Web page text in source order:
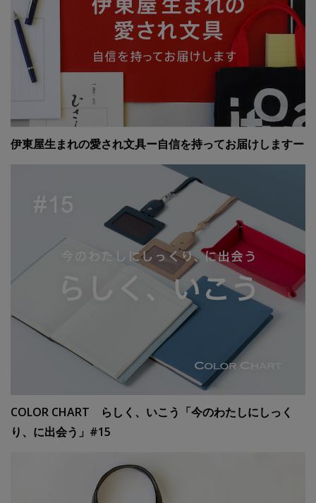
伊東屋生まれの愛され文具ー自信を持ってお届けしますー
COLOR CHART らしく、いこう「今のわたしにしっく
り、に出会う」#15